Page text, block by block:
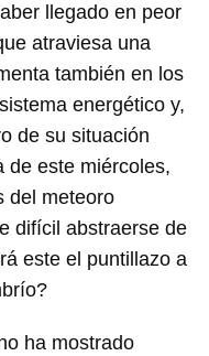
llegado en peor
atraviesa una
también en los
energético y,
de su situación
de este miércoles,
del meteoro
difícil abstraerse de
este el puntillazo a
ha mostrado